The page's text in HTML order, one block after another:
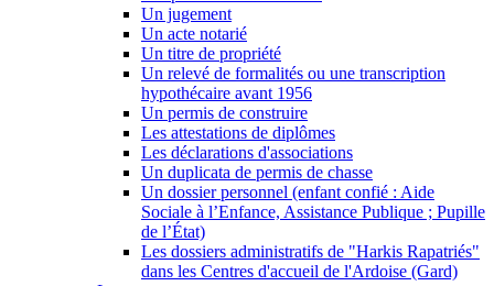
Un jugement
Un acte notarié
Un titre de propriété
Un relevé de formalités ou une transcription
hypothécaire avant 1956
Un permis de construire
Les attestations de diplômes
Les déclarations d'associations
Un duplicata de permis de chasse
Un dossier personnel (enfant confié : Aide
Sociale à l’Enfance, Assistance Publique ; Pupille
de l’État)
Les dossiers administratifs de "Harkis Rapatriés"
dans les Centres d'accueil de l'Ardoise (Gard)